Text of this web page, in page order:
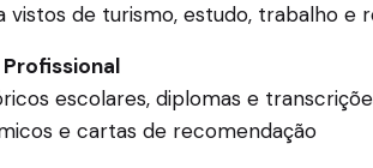
vistos de turismo, estudo, trabalho e
escolares, diplomas e
e cartas de recomendação